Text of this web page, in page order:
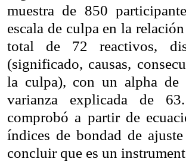
muestra de 850
escala de culpa en la
total de 72 reactivos,
(significado, causas,
la culpa), con un alpha de
varianza explicada de
comprobó a partir de
índices de bondad de
concluir que es un